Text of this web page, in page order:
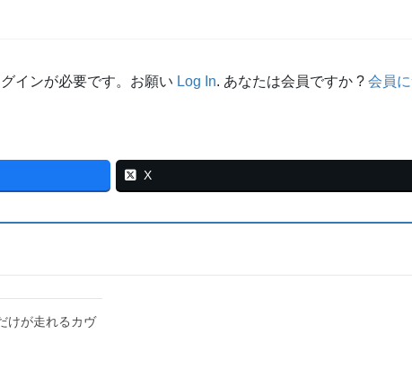
インが必要です。お願い Log In. あなたは会員ですか ? 会員
X
けが走れるカヴ